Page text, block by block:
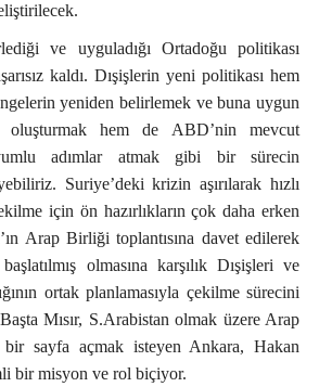
ve uyguladığı Ortadoğu politikası
kaldı. Dışişlerin yeni politikası hem
yeniden belirlemek ve buna uygun
hem de ABD’nin mevcut
adımlar atmak gibi bir sürecin
Suriye’deki krizin aşırılarak hızlı
için ön hazırlıkların çok daha erken
Arap Birliği toplantısına davet edilerek
olmasına karşılık Dışişleri ve
ortak planlamasıyla çekilme sürecini
Mısır, S.Arabistan olmak üzere Arap
sayfa açmak isteyen Ankara, Hakan
bir misyon ve rol biçiyor.